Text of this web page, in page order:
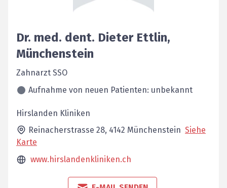
Dr. med. dent. Dieter Ettlin,
Münchenstein
Zahnarzt SSO
Aufnahme von neuen Patienten: unbekannt
Hirslanden Kliniken
Reinacherstrasse 28, 4142 Münchenstein Siehe
Karte
www.hirslandenkliniken.ch